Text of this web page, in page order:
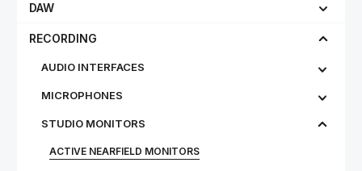
DAW
RECORDING
AUDIO INTERFACES
MICROPHONES
STU­DIO MON­IT­ORS
ACTIVE NEARFIELD MONITORS